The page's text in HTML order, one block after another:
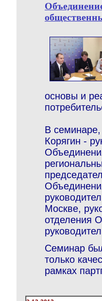
основы и
В семинаре,
Корягин -
Москве,
отделения
Семинар
только
рамках